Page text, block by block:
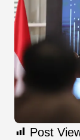
Post